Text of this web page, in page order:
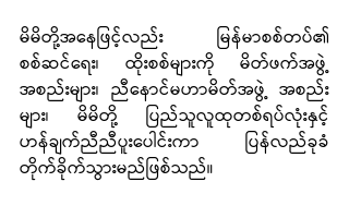
မိမိတို့အနေဖြင့်လည်း မြန်မာစစ်တပ်၏
စစ်ဆင်ရေး၊ ထိုးစစ်များကို မိတ်ဖက်အဖွဲ့
အစည်းများ၊ ညီနောင်မဟာမိတ်အဖွဲ့ အစည်း
များ၊ မိမိတို့ ပြည်သူလူထုတစ်ရပ်လုံးနှင့်
ဟန်ချက်ညီညီပူးပေါင်းကာ ပြန်လည်ခုခံ
တိုက်ခိုက်သွားမည်ဖြစ်သည်။